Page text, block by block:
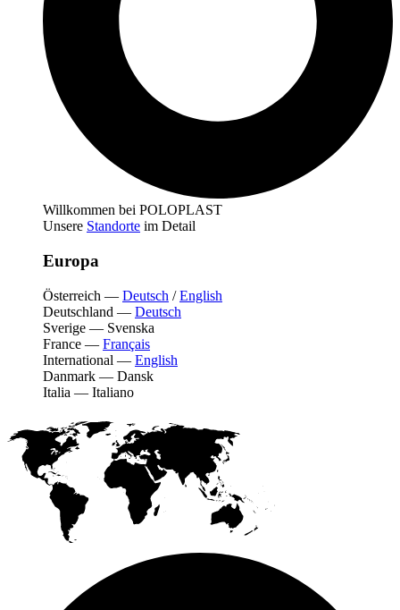
Willkommen bei POLOPLAST
Unsere Standorte im Detail
Europa
Österreich — Deutsch /English
Deutschland — Deutsch
Sverige — Svenska
France — Français
International — English
Danmark — Dansk
Italia — Italiano